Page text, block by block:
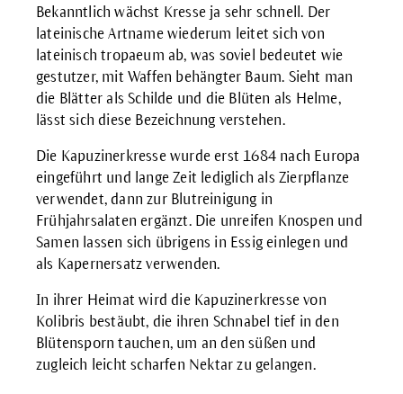
Bekanntlich wächst Kresse ja sehr schnell. Der
lateinische Artname wiederum leitet sich von
lateinisch tropaeum ab, was soviel bedeutet wie
gestutzer, mit Waffen behängter Baum. Sieht man
die Blätter als Schilde und die Blüten als Helme,
lässt sich diese Bezeichnung verstehen.
Die Kapuzinerkresse wurde erst 1684 nach Europa
eingeführt und lange Zeit lediglich als Zierpflanze
verwendet, dann zur Blutreinigung in
Frühjahrsalaten ergänzt. Die unreifen Knospen und
Samen lassen sich übrigens in Essig einlegen und
als Kapernersatz verwenden.
In ihrer Heimat wird die Kapuzinerkresse von
Kolibris bestäubt, die ihren Schnabel tief in den
Blütensporn tauchen, um an den süßen und
zugleich leicht scharfen Nektar zu gelangen.